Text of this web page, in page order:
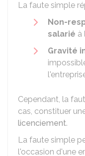
La faute simple
Non-
salarié à
Gravité
Cependant, la
cas, constituer
licenciement.
La faute simple
l'occasion d'une